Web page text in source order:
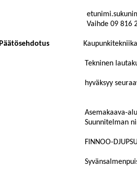
Vaihde 09 816
Päätösehdotus
Tekninen
hyväksyy
Asemakaava-
Suunnitelman
FINNOO-